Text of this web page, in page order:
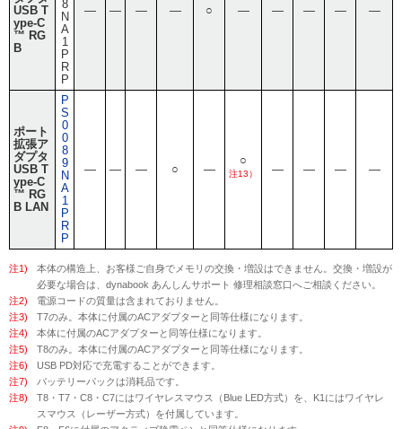
USB T
ype-C
™ RG
B
8
N
A
1
P
R
P
― ― ― ― ○ ― ― ― ― ―
ポート
拡張ア
ダプタ
USB T
ype-C
™ RG
B LAN
P
S
0
0
8
9
N
A
1
P
R
P
― ― ― ○ ―
○
注13） ― ― ― ―
注1)
本体の構造上、お客様ご自身でメモリの交換・増設はできません。交換・増設が
必要な場合は、dynabook あんしんサポート 修理相談窓口へご相談ください。
注2)
電源コードの質量は含まれておりません。
注3)
T7のみ。本体に付属のACアダプターと同等仕様になります。
注4)
本体に付属のACアダプターと同等仕様になります。
注5)
T8のみ。本体に付属のACアダプターと同等仕様になります。
注6)
USB PD対応で充電することができます。
注7)
バッテリーパックは消耗品です。
注8)
T8・T7・C8・C7にはワイヤレスマウス（Blue LED方式）を、K1にはワイヤレ
スマウス（レーザー方式）を付属しています。